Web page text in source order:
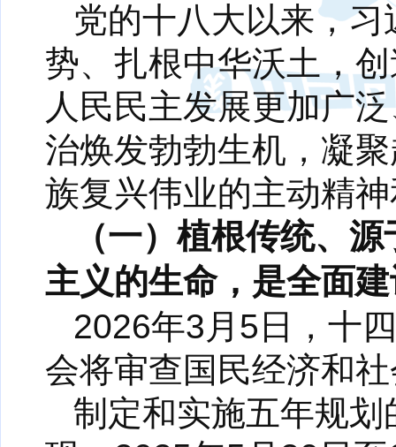
党的十八大以来，
势、扎根中华沃土，
人民民主发展更加广
治焕发勃勃生机，凝
族复兴伟业的主动精
（一）植根传统、
主义的生命，是全面
2026年3月5日，十
会将审查国民经济和
制定和实施五年规